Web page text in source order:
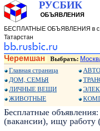
РУСБИК
ОБЪЯВЛЕНИЯ
БЕСПЛАТНЫЕ ОБЪЯВЛЕНИЯ в
Татарстан
Черемшан Выбрать:
Главная страница
ДОМ, СЕМЬЯ
ЛИЧНЫЕ ВЕЩИ
ЖИВОТНЫЕ
Бесплатные
(вакансии), ищу